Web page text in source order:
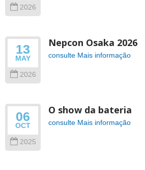
2026
13
MAY
2026
Nepcon Osaka 2026
consulte Mais informação
06
OCT
2025
O show da bateria
consulte Mais informação